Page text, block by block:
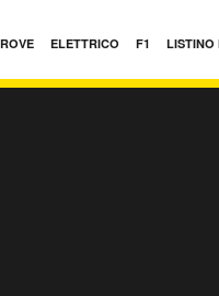
ELETTRICO F1 LISTINO